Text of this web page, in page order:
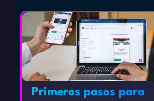
Primeros pasos para